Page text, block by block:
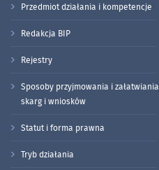
Przedmiot działania i kompetencje
Redakcja BIP
Rejestry
Sposoby przyjmowania i załatwiania
skarg i wniosków
Statut i forma prawna
Tryb działania